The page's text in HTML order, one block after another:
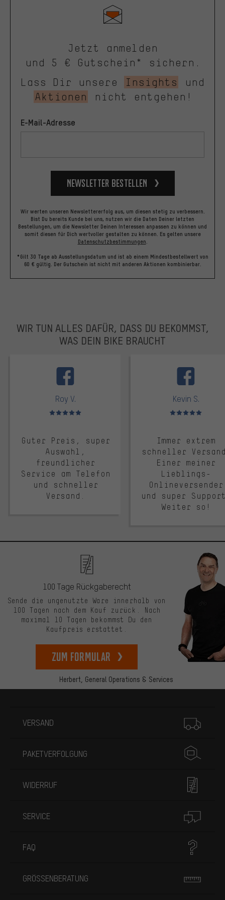
Jetzt anmelden
und 5 € Gutschein* sichern.
Lass Dir unsere
Insights
und
Aktionen
nicht entgehen!
E-Mail-Adresse
Newsletter bestellen
Wir werten unseren Newslettererfolg aus, um diesen stetig zu verbessern.
Bist Du bereits Kunde bei uns, nutzen wir die Daten Deiner letzten
Bestellungen, um die Newsletter Deinen Interessen anpassen zu können und
somit diesen für Dich wertvoller gestalten zu können. Es gelten unsere
Datenschutzbestimmungen.
*Gilt 30 Tage ab Ausstellungsdatum und ist ab einem Mindestbestellwert von
60 € gültig. Der Gutschein ist nicht mit anderen Aktionen kombinierbar.
WIR TUN ALLES DAFÜR, DASS DU BEKOMMST,
WAS DEIN BIKE BRAUCHT
Roy V.
Bewertungen: 5 von 5
Guter Preis, super
Auswahl,
freundlicher
Service am Telefon
und schneller
Versand.
Kevin S.
Bewertungen: 5 von 5
Immer extrem
schneller
Einer meiner
Lieblings-
Onlineversender
und super
Weiter so!
Herbert, General Operations & Services
100 Tage Rückgaberecht
Sende die ungenutzte Ware innerhalb von
100 Tagen nach dem Kauf zurück. Nach
maximal 10 Tagen bekommst Du den
Kaufpreis erstattet.
zum Formular
VERSAND
PAKETVERFOLGUNG
WIDERRUF
SERVICE
FAQ
GRÖSSENBERATUNG